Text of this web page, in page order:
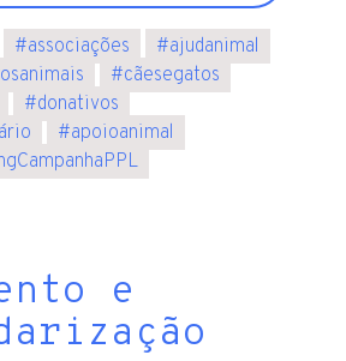
#associações #ajudanimal
#cãesegatos
#donativos
#apoioanimal
e